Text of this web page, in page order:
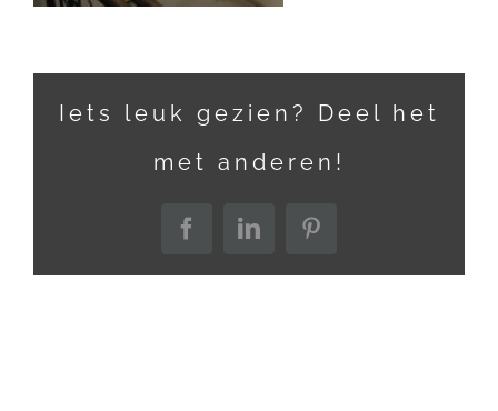
Iets leuk gezien? Deel het
met anderen!
FacebookLinkedInPinterest